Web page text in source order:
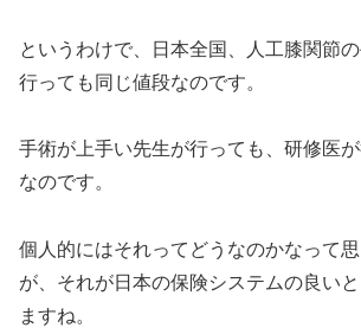
というわけで、日本全国、人工膝関節
行っても同じ値段なのです。
手術が上手い先生が行っても、研修医
なのです。
個人的にはそれってどうなのかなって
が、それが日本の保険システムの良い
ますね。